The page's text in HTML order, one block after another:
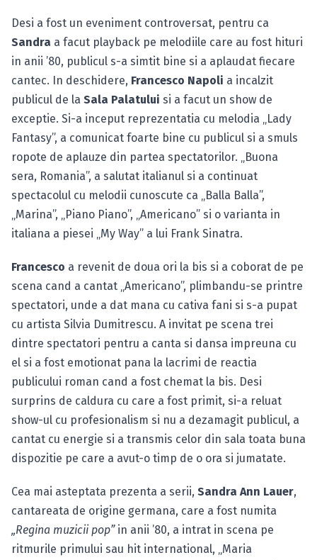
Desi a fost un eveniment controversat, pentru ca
Sandra a facut playback pe melodiile care au fost hituri
in anii ’80, publicul s-a simtit bine si a aplaudat fiecare
cantec. In deschidere, Francesco Napoli a incalzit
publicul de la Sala Palatului si a facut un show de
exceptie. Si-a inceput reprezentatia cu melodia „Lady
Fantasy”, a comunicat foarte bine cu publicul si a smuls
ropote de aplauze din partea spectatorilor. „Buona
sera, Romania”, a salutat italianul si a continuat
spectacolul cu melodii cunoscute ca „Balla Balla”,
„Marina”, „Piano Piano”, „Americano” si o varianta in
italiana a piesei „My Way” a lui Frank Sinatra.
Francesco a revenit de doua ori la bis si a coborat de pe
scena cand a cantat „Americano”, plimbandu-se printre
spectatori, unde a dat mana cu cativa fani si s-a pupat
cu artista Silvia Dumitrescu. A invitat pe scena trei
dintre spectatori pentru a canta si dansa impreuna cu
el si a fost emotionat pana la lacrimi de reactia
publicului roman cand a fost chemat la bis. Desi
surprins de caldura cu care a fost primit, si-a reluat
show-ul cu profesionalism si nu a dezamagit publicul, a
cantat cu energie si a transmis celor din sala toata buna
dispozitie pe care a avut-o timp de o ora si jumatate.
Cea mai asteptata prezenta a serii, Sandra Ann Lauer,
cantareata de origine germana, care a fost numita
„Regina muzicii pop”in anii ’80, a intrat in scena pe
ritmurile primului sau hit international, „Maria